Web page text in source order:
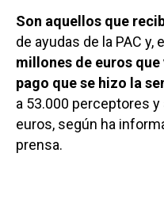
Son aquellos que
de ayudas de la PAC y,
millones de euros
pago que se hizo la
a 53.000 perceptores
euros, según ha
prensa.